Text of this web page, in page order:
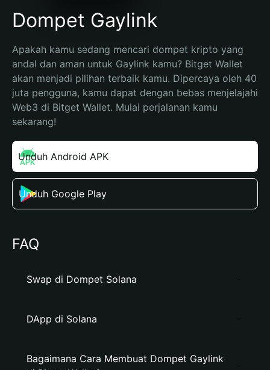
Dompet Gaylink
Apakah kamu sedang mencari dompet kripto yang
andal dan aman untuk Gaylink kamu? Bitget Wallet
akan menjadi pilihan terbaik kamu. Dipercaya oleh 40
juta pengguna, kamu dapat dengan bebas menjelajahi
Web3 di Bitget Wallet. Mulai perjalanan kamu
sekarang!
Unduh Android APK
Unduh Google Play
FAQ
Swap di Dompet Solana
DApp di Solana
Bagaimana Cara Membuat Dompet Gaylink